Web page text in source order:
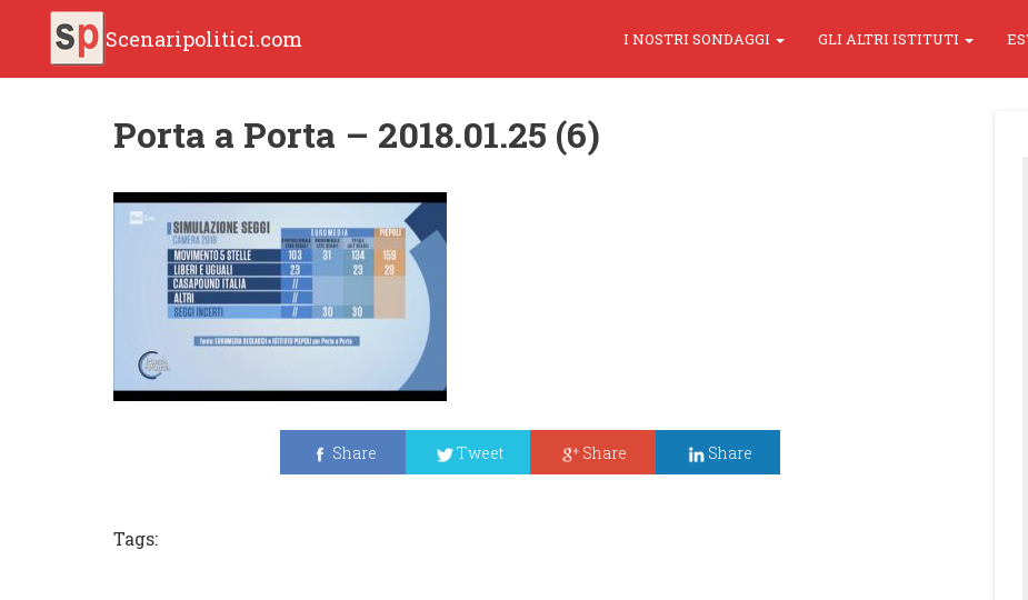
Scenaripolitici.com I NOSTRI SONDAGGI GLI ALTRI ISTITUTI
Porta a Porta – 2018.01.25 (6)
Share Tweet Share Share
Tags: